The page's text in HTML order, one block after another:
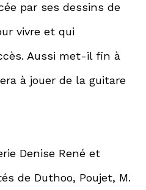
par ses dessins de
vivre et qui
Aussi met-il fin à
à jouer de la guitare
Denise René et
de Duthoo, Poujet, M.